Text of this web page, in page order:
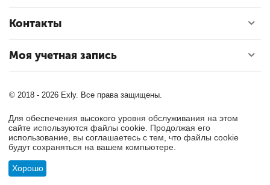
Контакты
Моя учетная запись
© 2018 - 2026 Exly. Все права защищены.
Для обеспечения высокого уровня обслуживания на этом
сайте используются файлы cookie. Продолжая его
использование, вы соглашаетесь с тем, что файлы cookie
будут сохраняться на вашем компьютере.
Хорошо